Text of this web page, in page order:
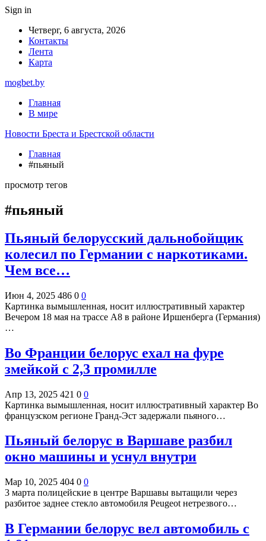
Sign in
Четверг, 6 августа, 2026
Контакты
Лента
Карта
mogbet.by
Главная
В мире
Новости Бреста и Брестской области
Главная
#пьяный
просмотр тегов
#пьяный
Пьяный белорусский дальнобойщик
колесил по Германии с наркотиками.
Чем все…
Июн 4, 2025 486 0 0
Картинка вымышленная, носит иллюстративный характер
Вечером 18 мая на трассе A8 в районе Иршенберга (Германия)
…
Во Франции белорус ехал на фуре
змейкой с 2,3 промилле
Апр 13, 2025 421 0 0
Картинка вымышленная, носит иллюстративный характер Во
французском регионе Гранд-Эст задержали пьяного…
Пьяный белорус в Варшаве разбил
окно машины и уснул внутри
Мар 10, 2025 404 0 0
3 марта полицейские в центре Варшавы вытащили через
разбитое заднее стекло автомобиля Peugeot нетрезвого…
В Германии белорус вел автомобиль с